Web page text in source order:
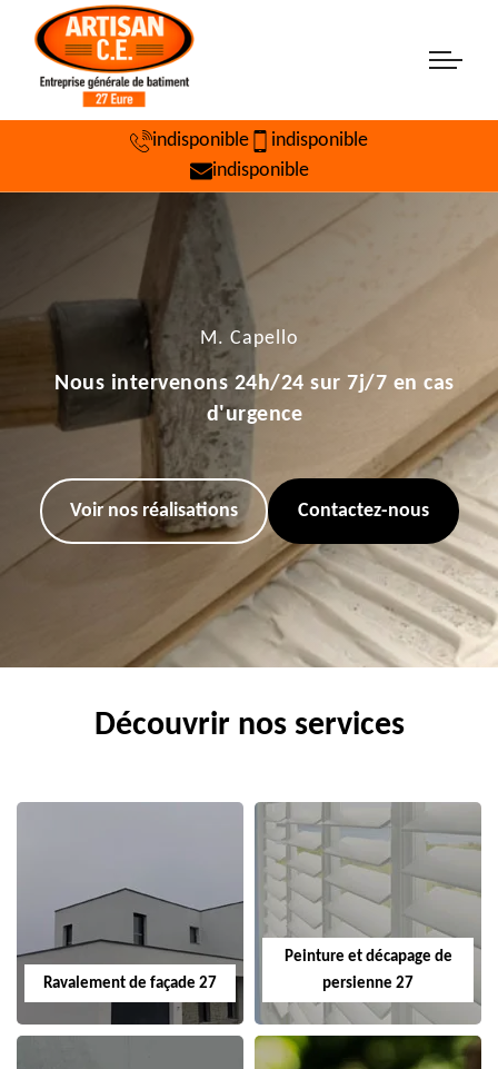
indisponible
indisponible
indisponible
M. Capello
Nous intervenons 24h/24 sur 7j/7 en cas
d'urgence
Voir nos réalisations Contactez-nous
Découvrir nos services
Ravalement de façade 27
Peinture et décapage de
persienne 27